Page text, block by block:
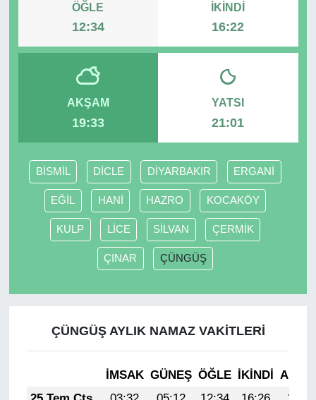
ÖĞLE
12:34
İKINDI
16:22
AKŞAM
19:33
YATSI
21:01
BİSMİL DİCLE DİYARBAKIR ERGANİ
EĞİL HANİ HAZRO KOCAKÖY
KULP LİCE SİLVAN ÇERMİK
ÇINAR ÇÜNGÜŞ
ÇÜNGÜŞ AYLIK NAMAZ VAKITLERI
İMSAK GÜNEŞ ÖĞLE İKINDI